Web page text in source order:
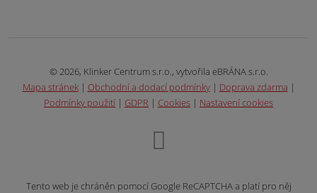
© 2026, Klinker Centrum s.r.o., vytvořila eBRÁNA s.r.o.
Mapa stránek| Obchodní a dodací podmínky| Doprava zdarma |
Podmínky použití | GDPR | Cookies | Nastavení cookies
Tento web je chráněn pomocí Google ReCAPTCHA a platí pro něj